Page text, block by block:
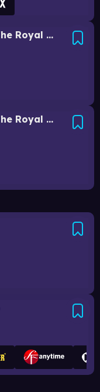
A Christmas Prince: The Royal Baby
A Christmas Prince: The Royal Wedding